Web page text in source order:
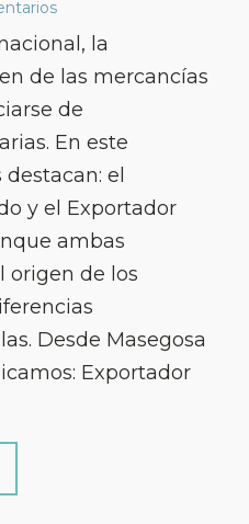
la
de las mercancías
de
En este
el
y el Exportador
ambas
origen de los
Desde Masegosa
Exportador